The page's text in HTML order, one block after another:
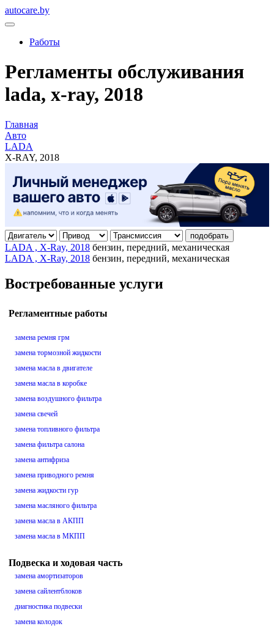
autocare.by
Работы
Регламенты обслуживания
lada, x-ray, 2018
Главная
Авто
LADA
X-RAY, 2018
подобрать
LADA , X-Ray, 2018 бензин, передний, механическая
LADA , X-Ray, 2018 бензин, передний, механическая
Востребованные услуги
Регламентные работы
замена ремня грм
замена тормозной жидкости
замена масла в двигателе
замена масла в коробке
замена воздушного фильтра
замена свечей
замена топливного фильтра
замена фильтра салона
замена антифриза
замена приводного ремня
замена жидкости гур
замена масляного фильтра
замена масла в АКПП
замена масла в МКПП
Подвеска и ходовая часть
замена амортизаторов
замена сайлентблоков
диагностика подвески
замена колодок